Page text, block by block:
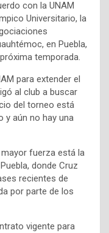
con la UNAM
Universitario, la
en Puebla,
temporada.
para extender el
al club a buscar
del torneo está
y aún no hay una
fuerza está la
donde Cruz
recientes de
por parte de los
vigente para